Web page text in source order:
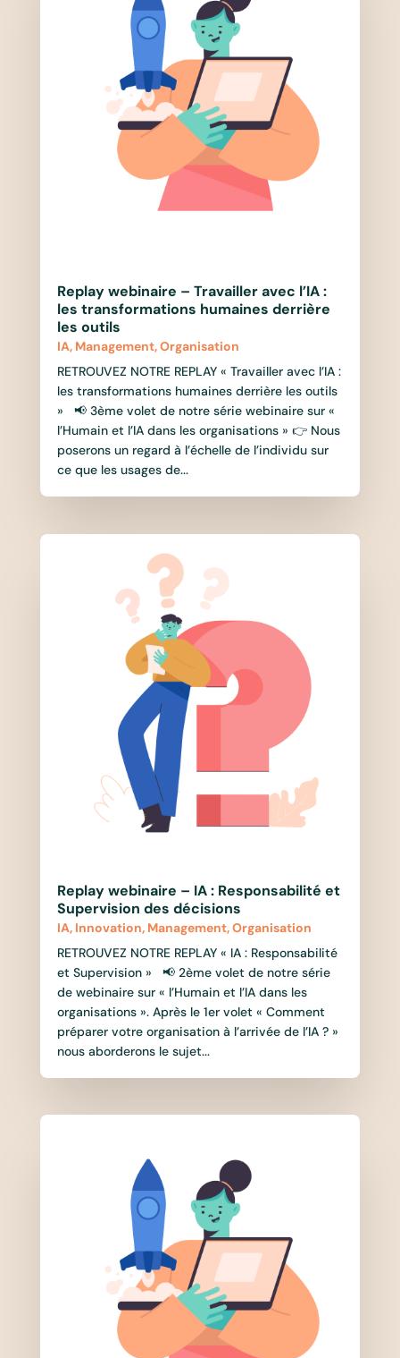
Replay webinaire – Travailler avec l’IA :
les transformations humaines derrière
les outils
IA, Management,Organisation
RETROUVEZ NOTRE REPLAY « Travailler avec l’IA :
les transformations humaines derrière les outils
» 📢 3ème volet de notre série webinaire sur «
l’Humain et l’IA dans les organisations » 👉 Nous
poserons un regard à l’échelle de l’individu sur
ce que les usages de...
Replay webinaire – IA : Responsabilité et
Supervision des décisions
IA, Innovation, Management,Organisation
RETROUVEZ NOTRE REPLAY « IA : Responsabilité
et Supervision » 📢 2ème volet de notre série
de webinaire sur « l’Humain et l’IA dans les
organisations ». Après le 1er volet « Comment
préparer votre organisation à l’arrivée de l’IA ? »
nous aborderons le sujet...